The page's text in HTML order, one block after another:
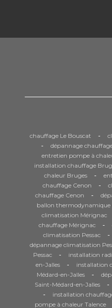
chauffage Le Bouscat -
- dépannage
entretien pompe à
installation chauffage
chaleur Bruges
-
chauffage Cenon -
chauffage Cenon
-
ballon thermodynamique
climatisation Mérignac
chauffage Mérignac
-
climatisation Pessac -
dépannage climatisation
Pessac
- installation
en-Jalles
- installation
Médard-en-Jalles
-
Saint-Médard-en-Jalles
-
- installation
pompe à chaleur Talence